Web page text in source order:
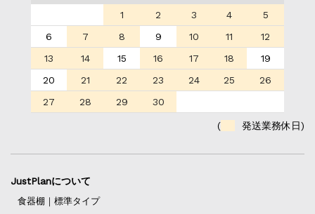
1 2 3 4
5
6
7 8 9 10 11
12
13
14 15 16 17 18
19
20
21 22 23 24 25
26
27
28 29 30
( 発送業務休日)
JustPlanについて
食器棚｜標準タイプ